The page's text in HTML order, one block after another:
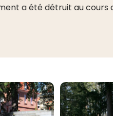
a été détruit au cours